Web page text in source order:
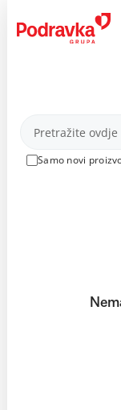
content
Samo novi